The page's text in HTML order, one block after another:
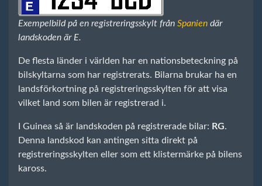
Exempelbild på en registreringsskylt från Spanien där
landskoden är E.
De flesta länder i världen har en nationsbeteckning på
bilskyltarna som har registrerats. Bilarna brukar ha en
landsförkortning på registreringsskylten för att visa
vilket land som bilen är registrerad i.
I Guinea så är landskoden på registrerade bilar: RG.
Denna landskod kan antingen sitta direkt på
registreringsskylten eller som ett klistermärke på bilens
kaross.